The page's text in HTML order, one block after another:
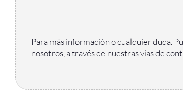
Para más información o cualquier duda.
nosotros, a través de nuestras vías de